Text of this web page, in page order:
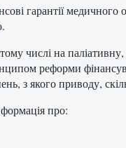
гарантії
числі на
реформи
з якого приводу,
про: